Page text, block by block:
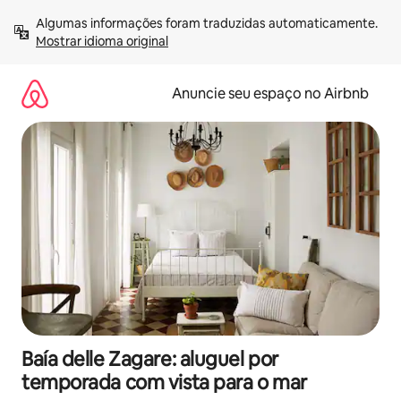
para
Mostrar idioma original
Anuncie seu espaço no Airbnb
Baía delle Zagare: aluguel por
temporada com vista para o mar